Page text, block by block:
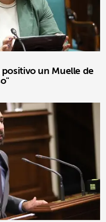
un Muelle de